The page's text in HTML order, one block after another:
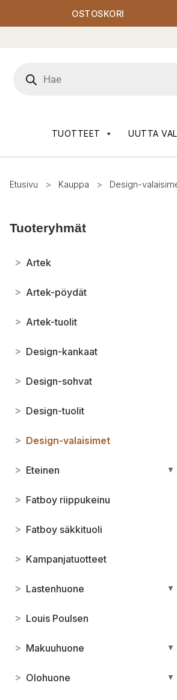
OSTOSKORI
search
TUOTTEET UUTTA
Etusivu > Kauppa > Design-
Tuoteryhmät
> Artek
> Artek-pöydät
> Artek-tuolit
> Design-kankaat
> Design-sohvat
> Design-tuolit
> Design-valaisimet
> Eteinen ▼
> Fatboy riippukeinu
> Fatboy säkkituoli
> Kampanjatuotteet
> Lastenhuone ▼
> Louis Poulsen
> Makuuhuone ▼
> Olohuone ▼